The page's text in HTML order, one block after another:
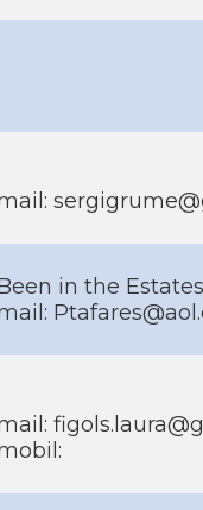
in the